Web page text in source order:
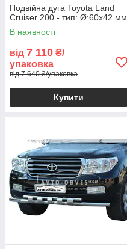
Подвійна дуга Toyota Land
Cruiser 200 - тип: Ø:60х42 мм
В наявності
від 7 110 ₴/
упаковка
від 7 640 ₴/упаковка
Купити